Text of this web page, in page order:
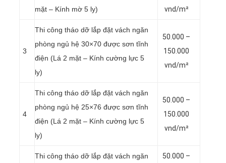
mặt – Kính mờ 5 ly)
vnd/m²
3
Thi công tháo dỡ lắp đặt vách ngăn
phòng ngủ hệ 30×70 được sơn tĩnh
điện (Lá 2 mặt – Kính cường lực 5
ly)
50.000 –
150.000
vnd/m²
4
Thi công tháo dỡ lắp đặt vách ngăn
phòng ngủ hệ 25×76 được sơn tĩnh
điện (Lá 2 mặt – Kính cường lực 5
ly)
50.000 –
150.000
vnd/m²
Thi công tháo dỡ lắp đặt vách ngăn
50.000 –